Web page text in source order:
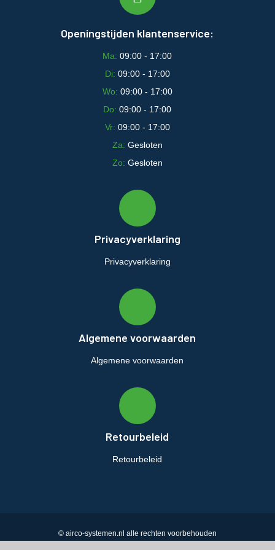
Openingstijden klantenservice:
Ma:09:00 - 17:00
Di: 09:00 - 17:00
Wo: 09:00 - 17:00
Do:09:00 - 17:00
Vr: 09:00 - 17:00
Za: Gesloten
Zo: Gesloten
Privacyverklaring
Privacyverklaring
Algemene voorwaarden
Algemene voorwaarden
Retourbeleid
Retourbeleid
© airco-systemen.nl alle rechten voorbehouden